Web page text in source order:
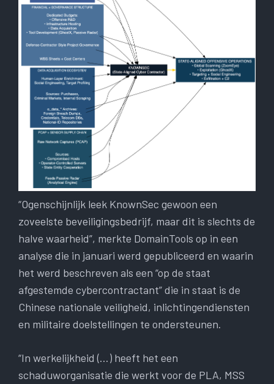
“Ogenschijnlijk leek KnownSec gewoon een
zoveelste beveiligingsbedrijf, maar dit is slechts de
halve waarheid”, merkte DomainTools op in een
analyse die in januari werd gepubliceerd en waarin
het werd beschreven als een “op de staat
afgestemde cybercontractant” die in staat is de
Chinese nationale veiligheid, inlichtingendiensten
en militaire doelstellingen te ondersteunen.
“In werkelijkheid (…) heeft het een
schaduworganisatie die werkt voor de PLA, MSS